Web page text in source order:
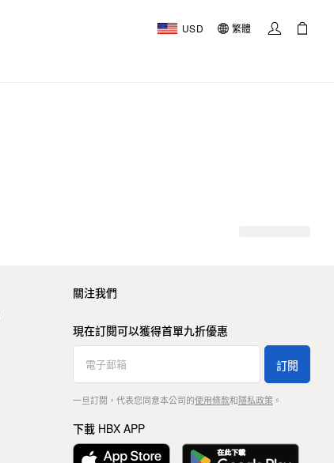
USD 繁體
關注我們
現在訂閱可以獲得首單九折優惠
訂閱
一旦訂閱，代表您同意本公司的使用條款和隱私政策。
下載 HBX APP